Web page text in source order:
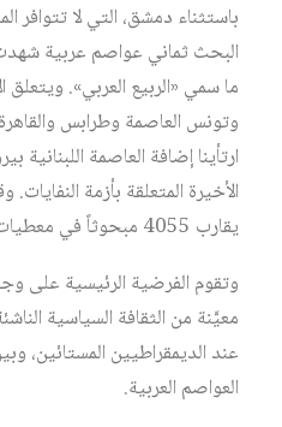
باستثناء دمشق، التي لا تتوافر
البحث ثماني عواصم عربية
ما سمي «الربيع العربي». ويتعلق
وتونس العاصمة وطرابس
ارتأينا إضافة العاصمة اللبنانية
الأخيرة المتعلقة بأزمة
يقارب 4055 مبحوثاً في معطيات البحث العالمي حول القيم.
وتقوم الفرضية الرئيسية على
معيَّنة من الثقافة السياسية
عند الديمقراطيين المستائين،
العواصم العربية.